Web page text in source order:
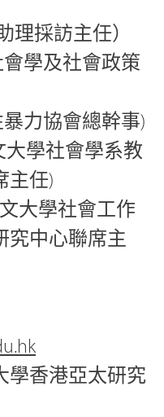
採訪主任）
學及社會政策
力協會總幹事)
大學社會學系教
主任)
大學社會工作
究中心聯席主
學香港亞太研究